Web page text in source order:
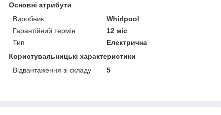
Основні атрибути
Виробник
Whirlpool
Гарантійний термін
12 міс
Тип
Електрична
Користувальницькі характеристики
Відвантаження зі складу
5